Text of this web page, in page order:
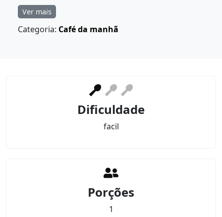
Ver mais
Categoria: Café da manhã
Dificuldade
facil
Porções
1